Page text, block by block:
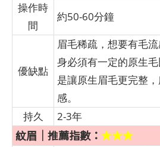
操作時
間
約50-60分鐘
優缺點
眉毛稀疏，想要有毛
身必須有一定的原生
是讓原生眉毛更完整
感。
持久
2-3年
紋眉｜推薦指數： ★★★